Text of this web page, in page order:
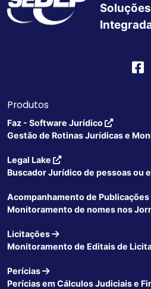
Produtos
Faz - Software Jurídico
Gestão de Rotinas Jurídicas e
Legal Lake
Buscador Jurídico de pessoas ou
Acompanhamento de Publicações
Monitoramento de nomes nos
Licitações
Monitoramento de Editais de
Perícias
Perícias em Cálculos Judiciais e